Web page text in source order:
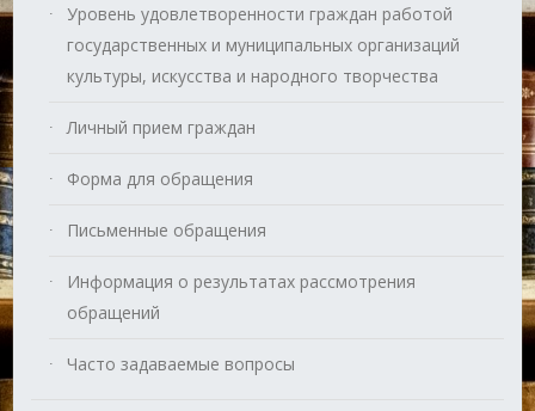
Уровень удовлетворенности граждан работой
государственных и муниципальных организаций
культуры, искусства и народного творчества
Личный прием граждан
Форма для обращения
Письменные обращения
Информация о результатах рассмотрения
обращений
Часто задаваемые вопросы